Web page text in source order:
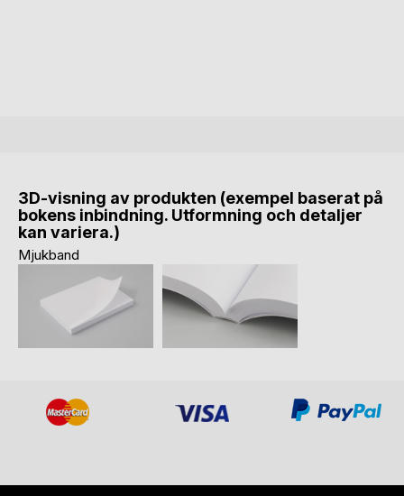
3D-visning av produkten (exempel baserat på
bokens inbindning. Utformning och detaljer
kan variera.)
Mjukband